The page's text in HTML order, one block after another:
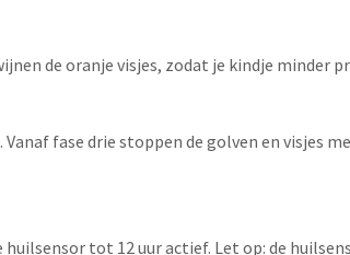
de oranje visjes, zodat je kindje minder
fase drie stoppen de golven en visjes
tot 12 uur actief. Let op: de